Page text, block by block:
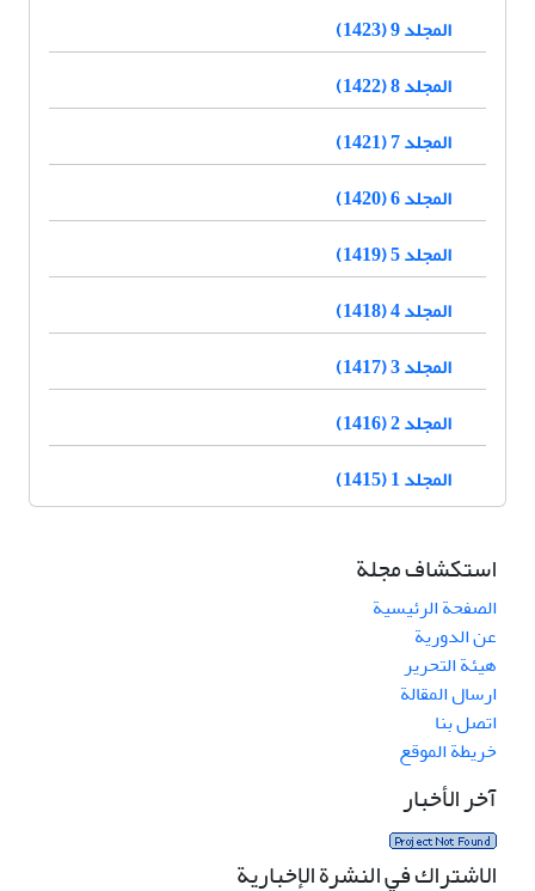
المجلد 9 (1423)
المجلد 8 (1422)
المجلد 7 (1421)
المجلد 6 (1420)
المجلد 5 (1419)
المجلد 4 (1418)
المجلد 3 (1417)
المجلد 2 (1416)
المجلد 1 (1415)
استكشاف مجلة
الصفحة الرئيسية
عن الدورية
هيئة التحرير
ارسال المقالة
اتصل بنا
خريطة الموقع
آخر الأخبار
الاشتراك في النشرة الإخبارية